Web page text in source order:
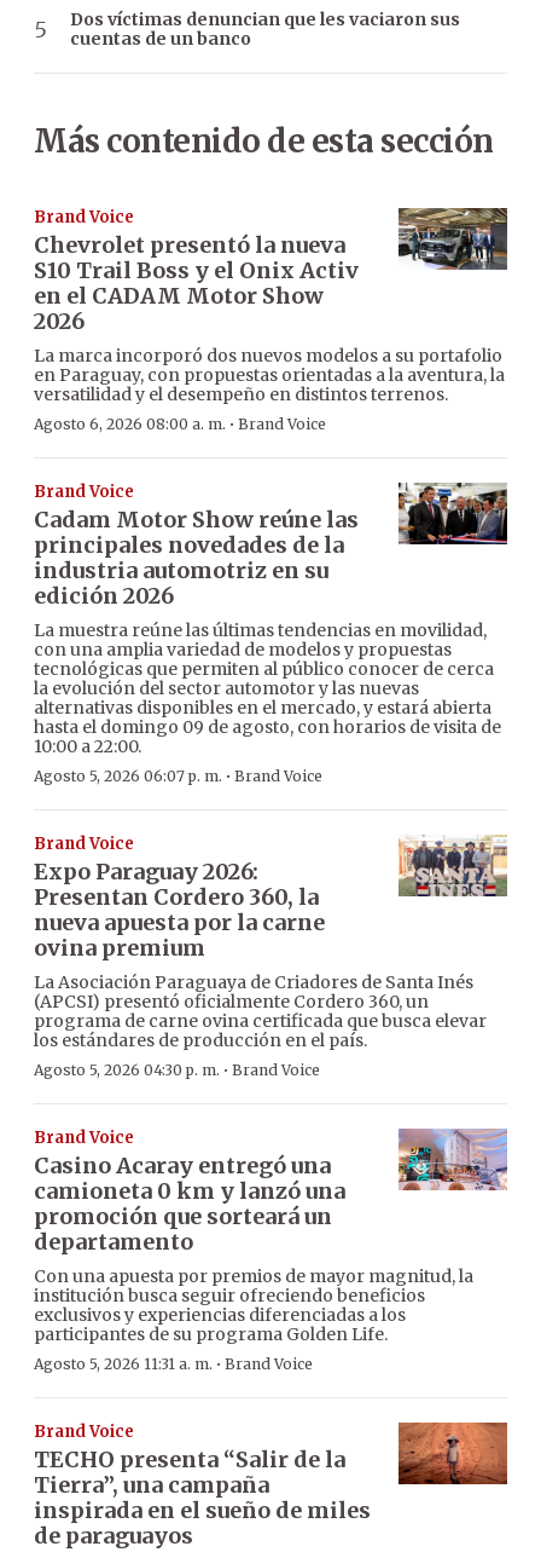
Dos víctimas denuncian que les vaciaron sus
cuentas de un banco
Más contenido de esta sección
Brand Voice
Chevrolet presentó la nueva
S10 Trail Boss y el Onix Activ
en el CADAM Motor Show
2026
La marca incorporó dos nuevos modelos a su portafolio
en Paraguay, con propuestas orientadas a la aventura, la
versatilidad y el desempeño en distintos terrenos.
Agosto 6, 2026 08:00 a. m. · Brand Voice
Brand Voice
Cadam Motor Show reúne las
principales novedades de la
industria automotriz en su
edición 2026
La muestra reúne las últimas tendencias en movilidad,
con una amplia variedad de modelos y propuestas
tecnológicas que permiten al público conocer de cerca
la evolución del sector automotor y las nuevas
alternativas disponibles en el mercado, y estará abierta
hasta el domingo 09 de agosto, con horarios de visita de
10:00 a 22:00.
Agosto 5, 2026 06:07 p. m. · Brand Voice
Brand Voice
Expo Paraguay 2026:
Presentan Cordero 360, la
nueva apuesta por la carne
ovina premium
La Asociación Paraguaya de Criadores de Santa Inés
(APCSI) presentó oficialmente Cordero 360, un
programa de carne ovina certificada que busca elevar
los estándares de producción en el país.
Agosto 5, 2026 04:30 p. m. · Brand Voice
Brand Voice
Casino Acaray entregó una
camioneta 0 km y lanzó una
promoción que sorteará un
departamento
Con una apuesta por premios de mayor magnitud, la
institución busca seguir ofreciendo beneficios
exclusivos y experiencias diferenciadas a los
participantes de su programa Golden Life.
Agosto 5, 2026 11:31 a. m. · Brand Voice
Brand Voice
TECHO presenta “Salir de la
Tierra”, una campaña
inspirada en el sueño de miles
de paraguayos